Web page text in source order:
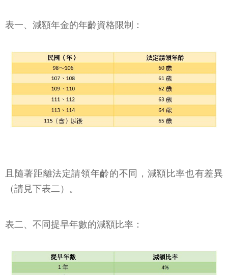
表一、減額年金的年齡資格限制：
且隨著距離法定請領年齡的不同，減額比率也有差異
（請見下表二）。
表二、不同提早年數的減額比率：